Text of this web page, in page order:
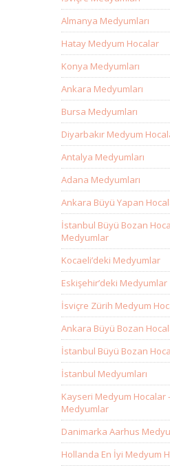
Almanya Medyumları
Hatay Medyum Hocalar
Konya Medyumları
Ankara Medyumları
Bursa Medyumları
Diyarbakır Medyum
Antalya Medyumları
Adana Medyumları
Ankara Büyü Yapan
İstanbul Büyü Bozan
Medyumlar
Kocaeli’deki Medyumlar
Eskişehir’deki Medyumlar
İsviçre Zürih Medyum
Ankara Büyü Bozan
İstanbul Büyü Bozan
İstanbul Medyumları
Kayseri Medyum Hocalar
Medyumlar
Danimarka Aarhus
Hollanda En İyi Medyum